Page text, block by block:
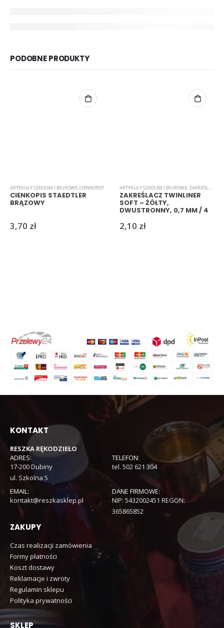
PODOBNE PRODUKTY
ARTYKUŁY SZKOLNE I BIUROWE,CIENKOPISY
CIENKOPIS STAEDTLER
BRĄZOWY
3,70 zł
ARTYKUŁY SZKOLNE I BIUROWE, ZAKREŚLACZE
ZAKREŚLACZ TWINLINER
SOFT – ŻÓŁTY,
DWUSTRONNY, 0,7 MM / 4
2,10 zł
KONTAKT
RESZKA RĘKODZIEŁO
ADRES:
17-200 Dubiny
ul. Szkolna 5
TELEFON:
tel. 502 621 304
EMAIL:
kontakt@reszkasklep.pl
DANE FIRMOWE:
NIP: 5432002451 REGON:
365865852
ZAKUPY
Czas realizacji zamówienia
Formy płatności
Koszt dostawy
Reklamacje i zwroty
Regulamin sklepu
Polityka prywatności
SKLEP